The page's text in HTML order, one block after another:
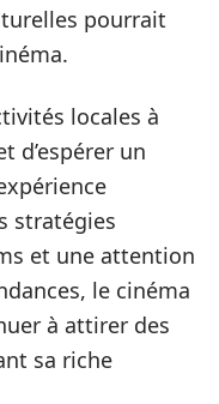
pourrait
locales à
d’espérer un
stratégies
et une attention
le cinéma
à attirer des
sa riche